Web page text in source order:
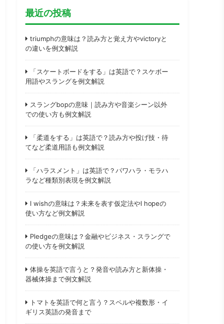
最近の投稿
triumphの意味は？読み方と覚え方やvictoryと
の違いを例文解説
「スケートボードをする」は英語で？スケボー
用語やスラングを例文解説
スラングbopの意味｜読み方や音楽シーン以外
での使い方も例文解説
「柔道をする」は英語で？読み方や投げ技・待
てなど柔道用語も例文解説
「ハラスメント」は英語で？パワハラ・モラハ
ラなど種類別表現を例文解説
I wishの意味は？未来を表す仮定法やI hopeの
使い方など例文解説
Pledgeの意味は？金融やビジネス・スラングで
の使い方を例文解説
体操を英語で言うと？発音や読み方と新体操・
器械体操まで例文解説
トマトを英語で何と言う？スペルや複数形・イ
ギリス英語の発音まで